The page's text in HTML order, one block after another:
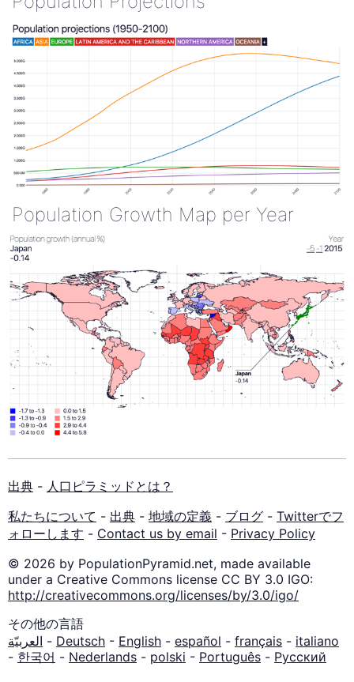
Population Growth Map per Year
出典 - 人口ピラミッドとは？
私たちについて - 出典 - 地域の定義 - ブログ - Twitterでフ
ォローします - Contact us by email - Privacy Policy
© 2026 by PopulationPyramid.net, made available
under a Creative Commons license CC BY 3.0 IGO:
http://creativecommons.org/licenses/by/3.0/igo/
その他の言語
العربيّة - Deutsch - English - español - français - italiano
- 한국어 - Nederlands - polski - Português - Русский